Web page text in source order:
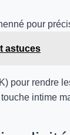
pour
astuces
pour rendre
intime